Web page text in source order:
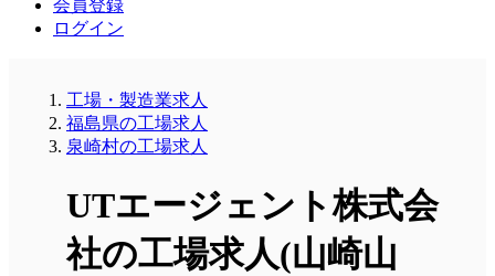
会員登録
ログイン
工場・製造業求人
福島県の工場求人
泉崎村の工場求人
UTエージェント株式会
社の工場求人(山崎山